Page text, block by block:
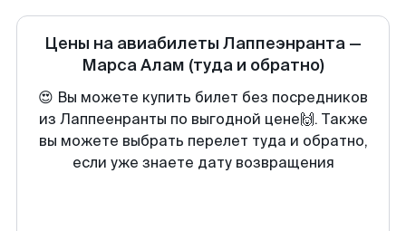
Цены на авиабилеты Лаппеэнранта —
Марса Алам (туда и обратно)
😍 Вы можете купить билет без посредников
из Лаппеенранты по выгодной цене🙌. Также
вы можете выбрать перелет туда и обратно,
если уже знаете дату возвращения